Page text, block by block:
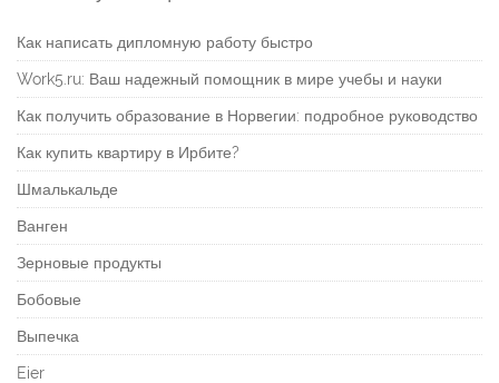
Как написать дипломную работу быстро
Work5.ru: Ваш надежный помощник в мире учебы и науки
Как получить образование в Норвегии: подробное руководство
Как купить квартиру в Ирбите?
Шмалькальде
Ванген
Зерновые продукты
Бобовые
Выпечка
Eier